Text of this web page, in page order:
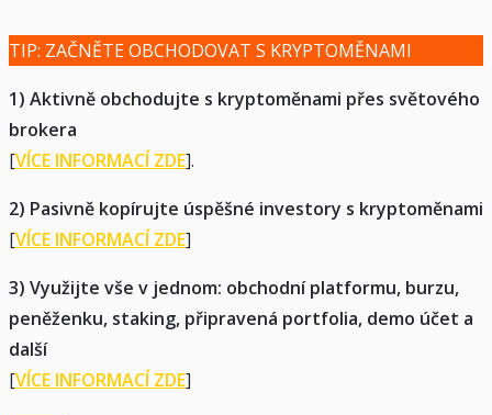
TIP: ZAČNĚTE OBCHODOVAT S KRYPTOMĚNAMI
1) Aktivně obchodujte s kryptoměnami přes světového
brokera
[VÍCE INFORMACÍ ZDE].
2) Pasivně kopírujte úspěšné investory s kryptoměnami
[VÍCE INFORMACÍ ZDE]
3) Využijte vše v jednom: obchodní platformu, burzu,
peněženku, staking, připravená portfolia, demo účet a
další
[VÍCE INFORMACÍ ZDE]